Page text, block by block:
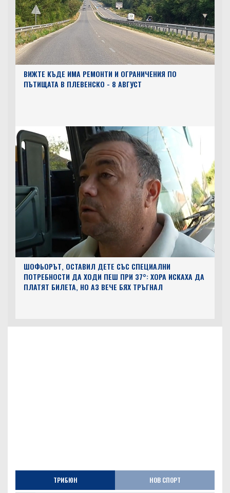
ВИЖТЕ КЪДЕ ИМА РЕМОНТИ И ОГРАНИЧЕНИЯ ПО
ШОФЬОРЪТ, ОСТАВИЛ ДЕТЕ СЪС СПЕЦИАЛНИ
ПОТРЕБНОСТИ ДА ХОДИ ПЕШ ПРИ 37°: ХОРА ИСКАХА ДА